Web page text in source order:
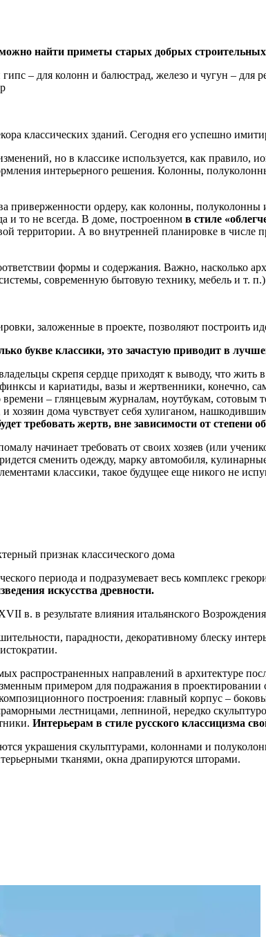
найти приметы старых добрых
– для колонн и балюстрад, железо и чугун – для
классических зданий. Сегодня его успешно
но в классике используется, как правило,
интерьерного решения. Колонны,
приверженности ордеру, как колонны,
и то не всегда. В доме, построенном в стиле
территории. А во внутренней планировке в числе
формы и содержания. Важно, насколько
современную бытовую технику, мебель и т.
заложенные в проекте, позволяют построить
букве классики, это зачастую приводит в
скрепя сердце приходят к выводу, что
и кариатиды, вазы и жертвенники, конечно,
– глянцевым журналам, ноутбукам, сотовым
хозяин дома чувствует себя хулиганом,
требовать жертв, вне зависимости от степени
начинает требовать от своих хозяев (или
сменить одежду, марку автомобиля,
классики, такое будущее еще никого не
признак классического дома
периода и подразумевает весь комплекс
искусства древности.
в. в результате влияния итальянского
парадности, декоративному блеску
распространенных направлений в архитектуре
примером для подражания в
построения: главный корпус –
лестницами, лепниной, нередко
Интерьерам в стиле русского классицизма
украшения скульптурами, колоннами и
тканями, окна драпируются шторами.